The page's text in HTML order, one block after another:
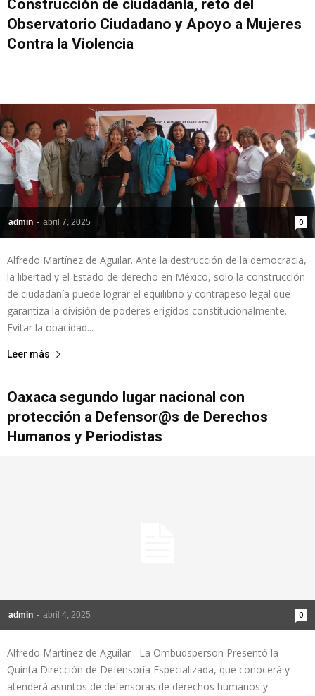
Construcción de ciudadanía, reto del
Observatorio Ciudadano y Apoyo a Mujeres
Contra la Violencia
admin - abril 7, 2025 0
Alfredo Martínez de Aguilar. Ante la destrucción de la democracia,
la libertad y el Estado de derecho en México, solo la construcción
de ciudadanía puede lograr el equilibrio y contrapeso legal que
garantiza la división de poderes erigidos constitucionalmente.
Evitar la opacidad...
Leer más
Oaxaca segundo lugar nacional con
protección a Defensor@s de Derechos
Humanos y Periodistas
admin - abril 4, 2025 0
Alfredo Martínez de Aguilar La Ombudsperson Presentó la
Quinta Dirección de Defensoría Especializada, que conocerá y
atenderá asuntos de defensoras de derechos humanos y